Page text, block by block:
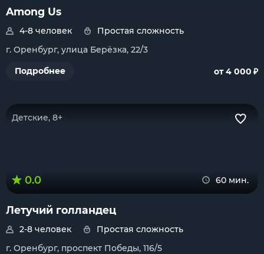
Among Us
4-8 человек
Простая сложность
г. Оренбург, улица Берёзка, 22/3
Подробнее
от 4 000 ₽
Детские, 8+
0.0 60 мин.
Летучий голландец
2-8 человек
Простая сложность
г. Оренбург, проспект Победы, 116/5